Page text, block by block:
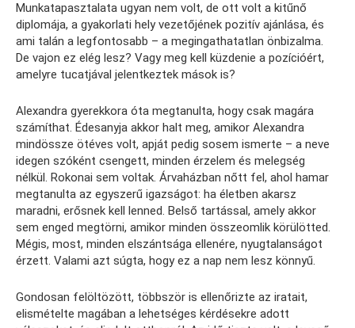
Munkatapasztalata ugyan nem volt, de ott volt a kitűnő
diplomája, a gyakorlati hely vezetőjének pozitív ajánlása, és
ami talán a legfontosabb – a megingathatatlan önbizalma.
De vajon ez elég lesz? Vagy meg kell küzdenie a pozícióért,
amelyre tucatjával jelentkeztek mások is?
Alexandra gyerekkora óta megtanulta, hogy csak magára
számíthat. Édesanyja akkor halt meg, amikor Alexandra
mindössze ötéves volt, apját pedig sosem ismerte – a neve
idegen szóként csengett, minden érzelem és melegség
nélkül. Rokonai sem voltak. Árvaházban nőtt fel, ahol hamar
megtanulta az egyszerű igazságot: ha életben akarsz
maradni, erősnek kell lenned. Belső tartással, amely akkor
sem enged megtörni, amikor minden összeomlik körülötted.
Mégis, most, minden elszántsága ellenére, nyugtalanságot
érzett. Valami azt súgta, hogy ez a nap nem lesz könnyű.
Gondosan felöltözött, többször is ellenőrizte az iratait,
elismételte magában a lehetséges kérdésekre adott